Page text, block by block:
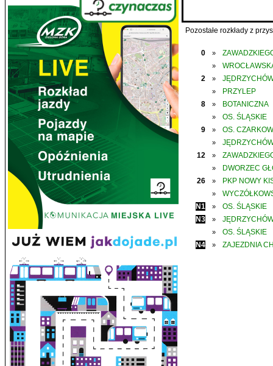
Pozostałe rozkłady z
0 »
»
2
»
»
PRZYLEP
8
» BOTANICZNA
»
OS. ŚLĄSKIE
9
» OS.
»
12
»
»
DWORZEC
26
» PKP NOWY
»
N1
»
OS. ŚLĄSKIE
N3
»
»
OS. ŚLĄSKIE
N4
» ZAJEZDNIA